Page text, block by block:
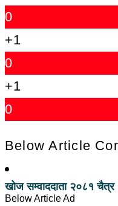
0
+1
0
+1
0
Below Article
खोज सम्वाददाता २०८१ चैत्र
Below Article Ad